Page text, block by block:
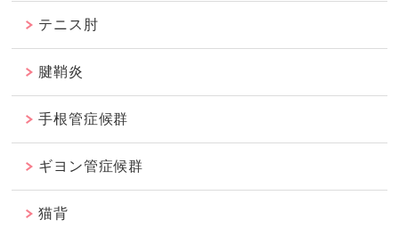
テニス肘
腱鞘炎
手根管症候群
ギヨン管症候群
猫背